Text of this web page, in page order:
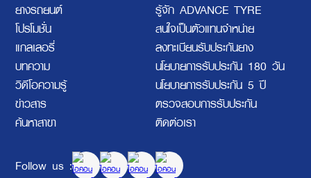
ยางรถยนต์
โปรโมชั่น
แกลเลอรี่
บทความ
วิดีโอความรู้
ข่าวสาร
ค้นหาสาขา
รู้จัก ADVANCE TYRE
สนใจเป็นตัวแทนจำหน่าย
ลงทะเบียนรับประกันยาง
นโยบายการรับประกัน 180 วัน
นโยบายการรับประกัน 5 ปี
ตรวจสอบการรับประกัน
ติดต่อเรา
Follow us :